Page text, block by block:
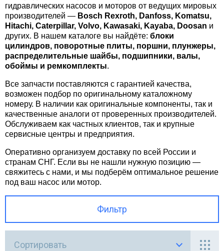
A8VO
A10VG
JRR
LRR
ДЛЯ ЭКСКАВАТОРОВ
гидравлических насосов и моторов от ведущих мировых
производителей — Bosch Rexroth, Danfoss, Komatsu,
Hitachi, Caterpillar, Volvo, Kawasaki, Kayaba, Doosan и
других. В нашем каталоге вы найдёте: блоки
цилиндров, поворотные плиты, поршни, плунжеры,
распределительные шайбы, подшипники, валы,
обоймы и ремкомплекты.
Все запчасти поставляются с гарантией качества,
возможен подбор по оригинальному каталожному
номеру. В наличии как оригинальные компоненты, так и
качественные аналоги от проверенных производителей.
Обслуживаем как частных клиентов, так и крупные
сервисные центры и предприятия.
Оперативно организуем доставку по всей России и
странам СНГ. Если вы не нашли нужную позицию —
свяжитесь с нами, и мы подберём оптимальное решение
под ваш насос или мотор.
Фильтр
Сортировать